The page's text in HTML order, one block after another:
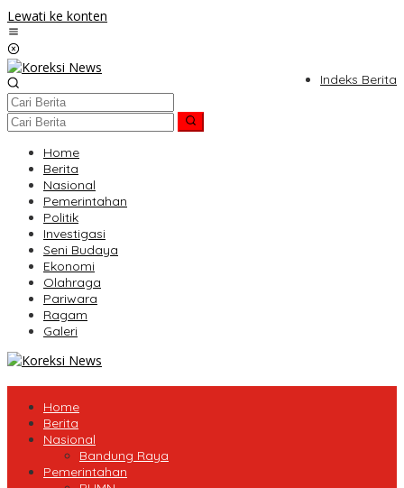
Lewati ke konten
Indeks Berita
Home
Berita
Nasional
Pemerintahan
Politik
Investigasi
Seni Budaya
Ekonomi
Olahraga
Pariwara
Ragam
Galeri
Home
Berita
Nasional
Bandung Raya
Pemerintahan